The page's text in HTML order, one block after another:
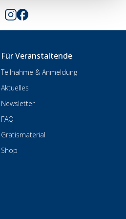
Für Veranstaltende
Teilnahme & Anmeldung
Aktuelles
Newsletter
FAQ
Gratismaterial
Shop